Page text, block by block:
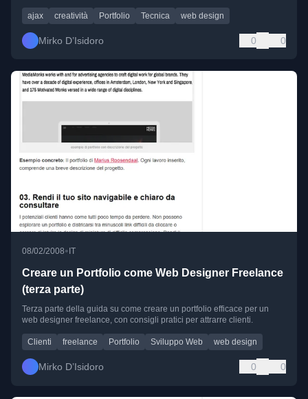
ajax creatività Portfolio Tecnica web design
Mirko D’Isidoro 0 0
08/02/2008• IT
Creare un Portfolio come Web Designer Freelance
(terza parte)
Terza parte della guida su come creare un portfolio efficace per un
web designer freelance, con consigli pratici per attrarre clienti.
Clienti freelance Portfolio Sviluppo Web web design
Mirko D’Isidoro 0 0